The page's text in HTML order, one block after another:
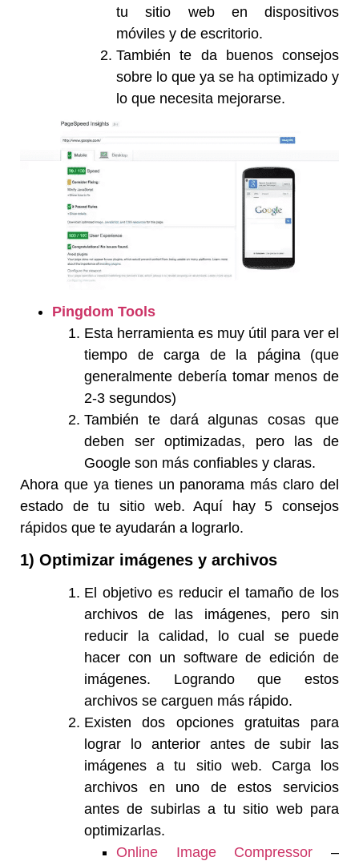
tu sitio web en dispositivos
móviles y de escritorio.
También te da buenos consejos
sobre lo que ya se ha optimizado y
lo que necesita mejorarse.
Pingdom Tools
Esta herramienta es muy útil para ver el
tiempo de carga de la página (que
generalmente debería tomar menos de
2-3 segundos)
También te dará algunas cosas que
deben ser optimizadas, pero las de
Google son más confiables y claras.
Ahora que ya tienes un panorama más claro del
estado de tu sitio web. Aquí hay 5 consejos
rápidos que te ayudarán a lograrlo.
1) Optimizar imágenes y archivos
El objetivo es reducir el tamaño de los
archivos de las imágenes, pero sin
reducir la calidad, lo cual se puede
hacer con un software de edición de
imágenes. Logrando que estos
archivos se carguen más rápido.
Existen dos opciones gratuitas para
lograr lo anterior antes de subir las
imágenes a tu sitio web. Carga los
archivos en uno de estos servicios
antes de subirlas a tu sitio web para
optimizarlas.
Online Image Сompressor –